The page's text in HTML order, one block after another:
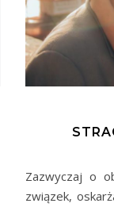
Zazwyczaj o
związek,